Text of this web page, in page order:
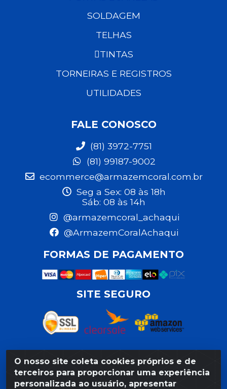
O nosso site coleta cookies próprios e de
terceiros para proporcionar uma experiência
personalizada ao usuário, apresentar
SOLDAGEM
TELHAS
TINTAS
TORNEIRAS E REGISTROS
UTILIDADES
FALE CONOSCO
(81) 3972-7751
(81) 99187-9002
ecommerce@armazemcoral.com.br
Seg a Sex: 08 às 18h
Sáb: 08 às 14h
@armazemcoral_achaqui
@ArmazemCoralAchaqui
FORMAS DE PAGAMENTO
SITE SEGURO
Razão Social: Armazém Coral LTDA - Rua da Praia,
103 - São José - Recife/PE - CEP 50020-550 -